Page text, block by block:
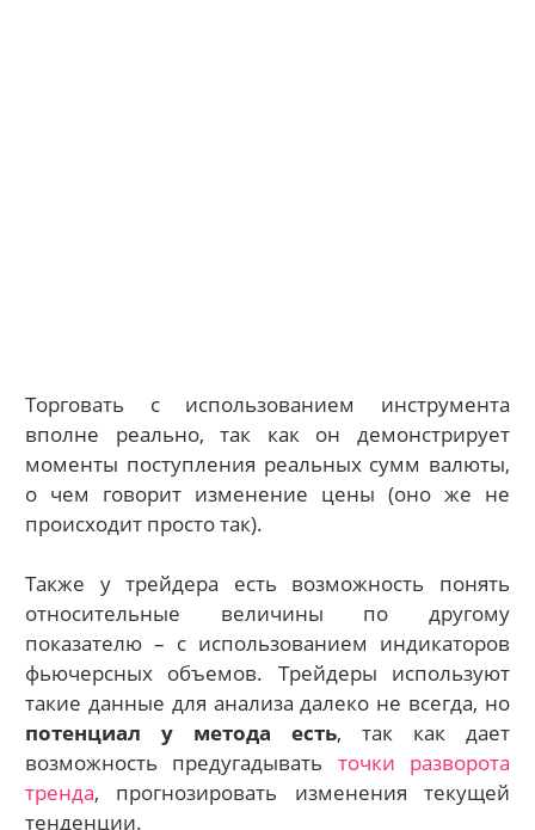
Торговать с использованием инструмента
вполне реально, так как он демонстрирует
моменты поступления реальных сумм валюты,
о чем говорит изменение цены (оно же не
происходит просто так).
Также у трейдера есть возможность понять
относительные величины по другому
показателю – с использованием индикаторов
фьючерсных объемов. Трейдеры используют
такие данные для анализа далеко не всегда, но
потенциал у метода есть, так как дает
возможность предугадывать точки разворота
тренда, прогнозировать изменения текущей
тенденции.